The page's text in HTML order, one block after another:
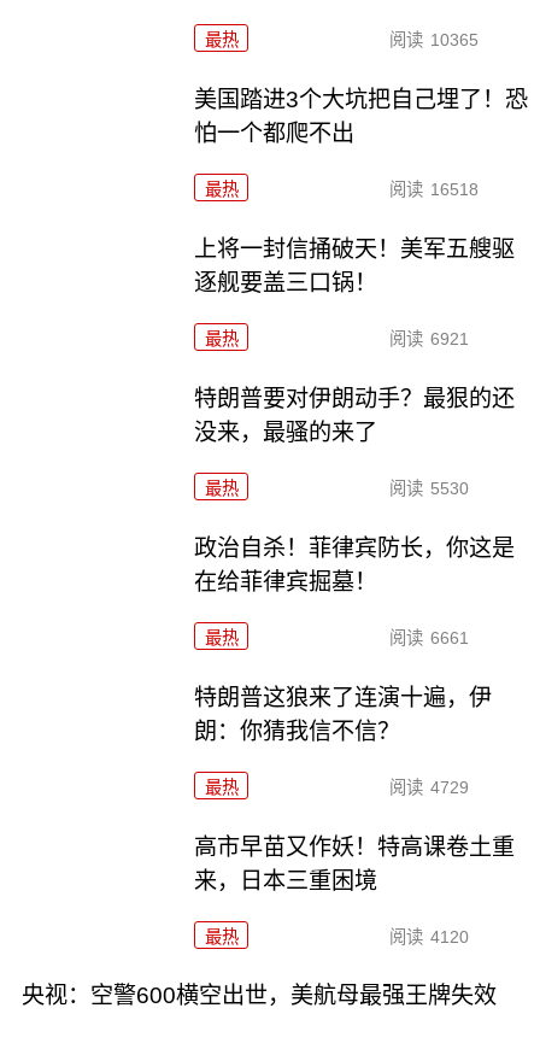
最热 阅读 10365
美国踏进3个大坑把自己埋了！恐
怕一个都爬不出
最热 阅读 16518
上将一封信捅破天！美军五艘驱
逐舰要盖三口锅！
最热 阅读 6921
特朗普要对伊朗动手？最狠的还
没来，最骚的来了
最热 阅读 5530
政治自杀！菲律宾防长，你这是
在给菲律宾掘墓！
最热 阅读 6661
特朗普这狼来了连演十遍，伊
朗：你猜我信不信？
最热 阅读 4729
高市早苗又作妖！特高课卷土重
来，日本三重困境
最热 阅读 4120
央视：空警600横空出世，美航母最强王牌失效